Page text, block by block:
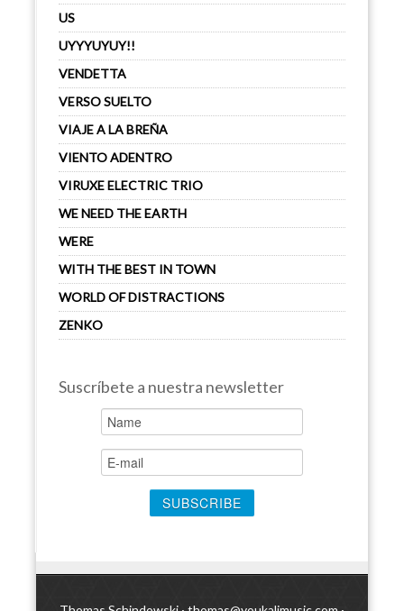
US
UYYYUYUY!!
VENDETTA
VERSO SUELTO
VIAJE A LA BREÑA
VIENTO ADENTRO
VIRUXE ELECTRIC TRIO
WE NEED THE EARTH
WERE
WITH THE BEST IN TOWN
WORLD OF DISTRACTIONS
ZENKO
Suscríbete a nuestra newsletter